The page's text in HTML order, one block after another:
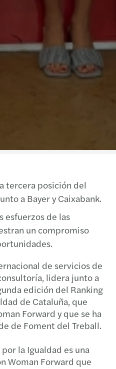
tercera posición del
a Bayer y Caixabank.
esfuerzos de las
un compromiso
de servicios de
lidera junto a
edición del Ranking
de Cataluña, que
Forward y que se ha
de Foment del Treball.
la Igualdad es una
Woman Forward que